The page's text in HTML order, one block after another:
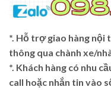
*. Hỗ trợ giao hàng nội
thông qua chành xe/
*. Khách hàng có nhu
call hoặc nhắn tin vào